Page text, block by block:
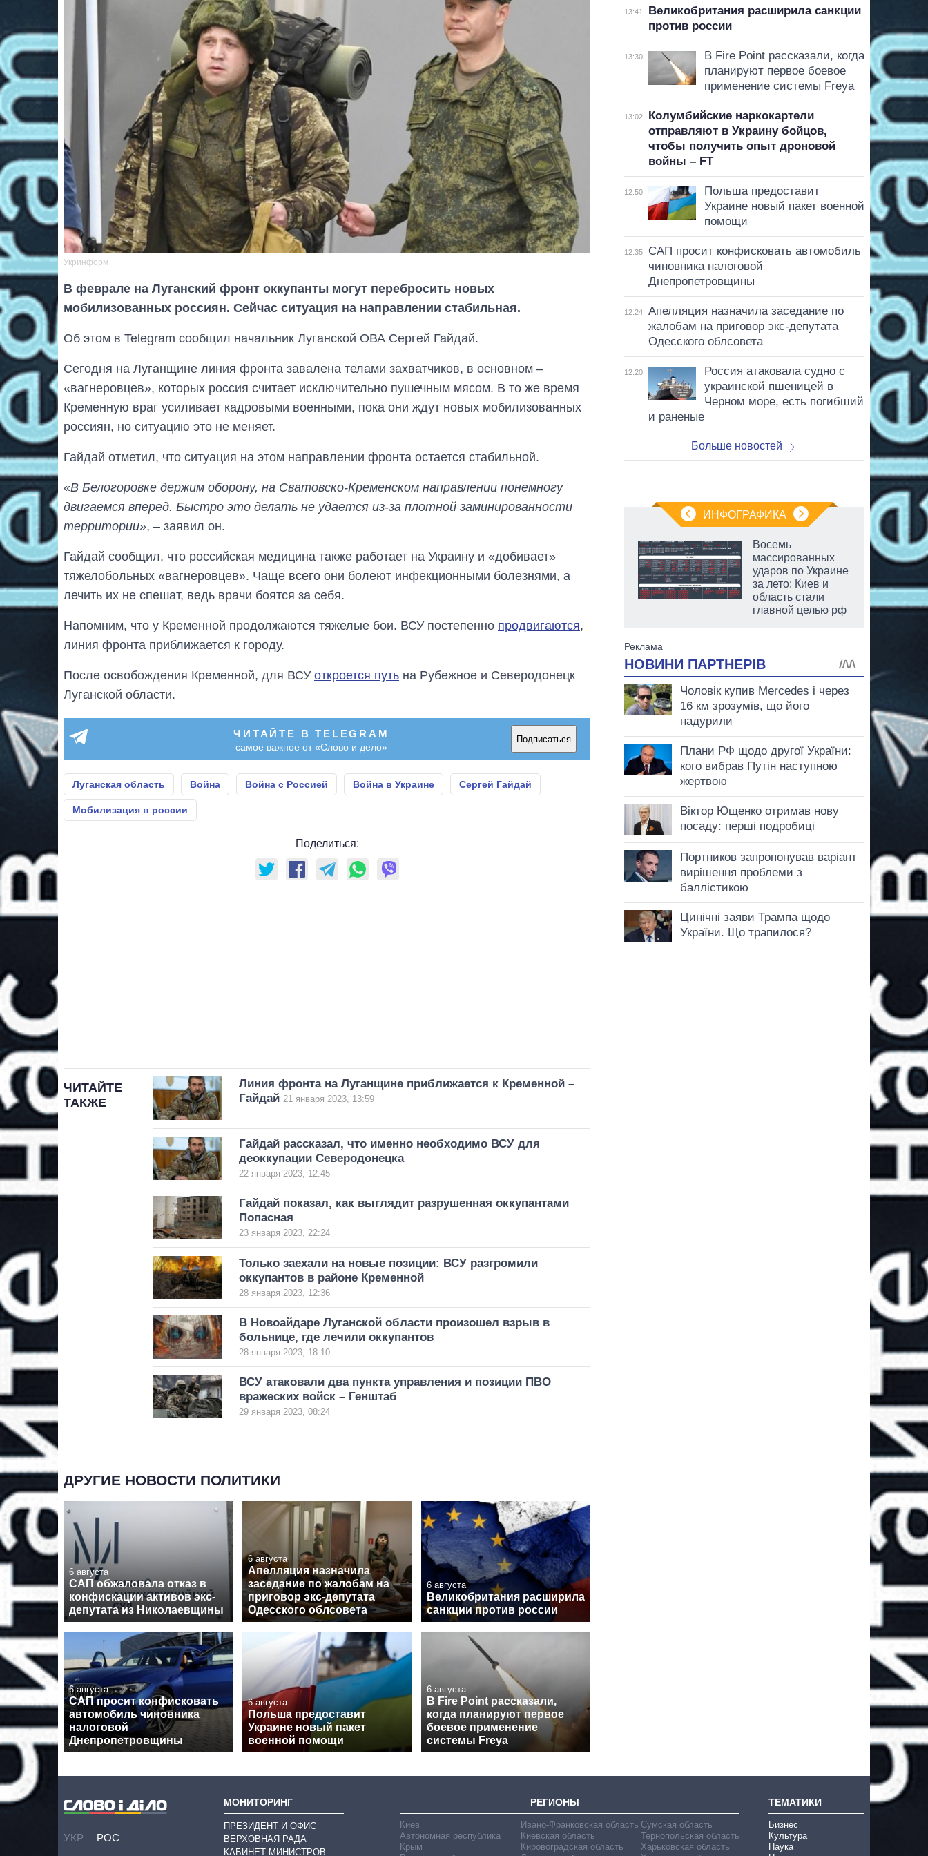
Укринформ
В феврале на Луганский фронт оккупанты могут перебросить новых
мобилизованных россиян. Сейчас ситуация на направлении стабильная.
Об этом в Telegram сообщил начальник Луганской ОВА Сергей Гайдай.
Сегодня на Луганщине линия фронта завалена телами захватчиков, в основном –
«вагнеровцев», которых россия считает исключительно пушечным мясом. В то же время
Кременную враг усиливает кадровыми военными, пока они ждут новых мобилизованных
россиян, но ситуацию это не меняет.
Гайдай отметил, что ситуация на этом направлении фронта остается стабильной.
«В Белогоровке держим оборону, на Сватовско-Кременском направлении понемногу
двигаемся вперед. Быстро это делать не удается из-за плотной заминированности
территории», – заявил он.
Гайдай сообщил, что российская медицина также работает на Украину и «добивает»
тяжелобольных «вагнеровцев». Чаще всего они болеют инфекционными болезнями, а
лечить их не спешат, ведь врачи боятся за себя.
Напомним, что у Кременной продолжаются тяжелые бои. ВСУ постепенно продвигаются,
линия фронта приближается к городу.
После освобождения Кременной, для ВСУ откроется путь на Рубежное и Северодонецк
Луганской области.
ЧИТАЙТЕ В TELEGRAM
самое важное от «Слово и дело»
Подписаться
Луганская область Война Война с Россией Война в Украине Сергей Гайдай
Мобилизация в россии
Поделиться:
ЧИТАЙТЕ
ТАКЖЕ
Линия фронта на Луганщине приближается к Кременной –
Гайдай 21 января 2023, 13:59
Гайдай рассказал, что именно необходимо ВСУ для
деоккупации Северодонецка
22 января 2023, 12:45
Гайдай показал, как выглядит разрушенная оккупантами
Попасная
23 января 2023, 22:24
Только заехали на новые позиции: ВСУ разгромили
оккупантов в районе Кременной
28 января 2023, 12:36
В Новоайдаре Луганской области произошел взрыв в
больнице, где лечили оккупантов
28 января 2023, 18:10
ВСУ атаковали два пункта управления и позиции ПВО
вражеских войск – Генштаб
29 января 2023, 08:24
ДРУГИЕ НОВОСТИ ПОЛИТИКИ
6 августа
САП обжаловала отказ в
конфискации активов экс-
депутата из Николаевщины
6 августа
Апелляция назначила
заседание по жалобам на
приговор экс-депутата
Одесского облсовета
6 августа
Великобритания расширила
санкции против россии
6 августа
САП просит конфисковать
автомобиль чиновника
налоговой
Днепропетровщины
6 августа
Польша предоставит
Украине новый пакет
военной помощи
6 августа
В Fire Point рассказали,
когда планируют первое
боевое применение
системы Freya
13:41
Великобритания расширила санкции
против россии
13:30
В Fire Point рассказали, когда
планируют первое боевое
применение системы Freya
13:02
Колумбийские наркокартели
отправляют в Украину бойцов,
чтобы получить опыт дроновой
войны – FT
12:50
Польша предоставит
Украине новый пакет военной
помощи
12:35
САП просит конфисковать автомобиль
чиновника налоговой
Днепропетровщины
12:24
Апелляция назначила заседание по
жалобам на приговор экс-депутата
Одесского облсовета
12:20
Россия атаковала судно с
украинской пшеницей в
Черном море, есть погибший
и раненые
Больше новостей
ИНФОГРАФИКА
количество
медучреждений в
Украине за годы
Восемь
массированных
ударов по Украине
за лето: Киев и
область стали
главной целью рф
УКР РОС
МОНИТОРИНГ
ПРЕЗИДЕНТ И ОФИС
ВЕРХОВНАЯ РАДА
КАБИНЕТ МИНИСТРОВ
РЕГИОНЫ
Киев
Автономная республика
Крым
Ивано-Франковская область
Киевская область
Кировоградская область
Сумская область
Тернопольская область
Харьковская область
ТЕМАТИКИ
Бизнес
Культура
Наука